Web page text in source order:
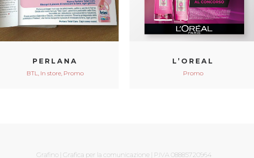
PERLANA
BTL, In store, Promo
L’OREAL
Promo
Grafino | Grafica per la comunicazione | P.IVA 08885720964